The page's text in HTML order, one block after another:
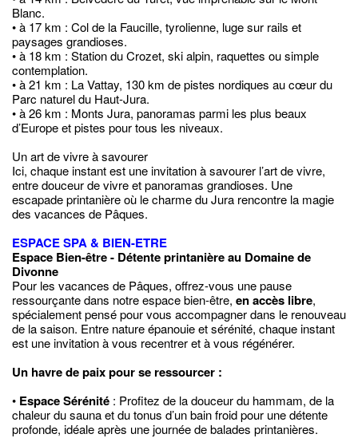
Blanc.
• à 17 km : Col de la Faucille, tyrolienne, luge sur rails et
paysages grandioses.
• à 18 km : Station du Crozet, ski alpin, raquettes ou simple
contemplation.
• à 21 km : La Vattay, 130 km de pistes nordiques au cœur du
Parc naturel du Haut-Jura.
• à 26 km : Monts Jura, panoramas parmi les plus beaux
d’Europe et pistes pour tous les niveaux.
Un art de vivre à savourer
Ici, chaque instant est une invitation à savourer l’art de vivre,
entre douceur de vivre et panoramas grandioses. Une
escapade printanière où le charme du Jura rencontre la magie
des vacances de Pâques.
ESPACE SPA & BIEN-ETRE
Espace Bien-être - Détente printanière au Domaine de
Divonne
Pour les vacances de Pâques, offrez-vous une pause
ressourçante dans notre espace bien-être, en accès libre,
spécialement pensé pour vous accompagner dans le renouveau
de la saison. Entre nature épanouie et sérénité, chaque instant
est une invitation à vous recentrer et à vous régénérer.
Un havre de paix pour se ressourcer :
• Espace Sérénité : Profitez de la douceur du hammam, de la
chaleur du sauna et du tonus d’un bain froid pour une détente
profonde, idéale après une journée de balades printanières.